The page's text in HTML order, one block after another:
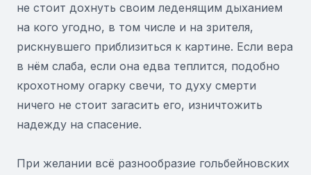
не стоит дохнуть своим леденящим дыханием
на кого угодно, в том числе и на зрителя,
рискнувшего приблизиться к картине. Если вера
в нём слаба, если она едва теплится, подобно
крохотному огарку свечи, то духу смерти
ничего не стоит загасить его, изничтожить
надежду на спасение.
При желании всё разнообразие гольбейновских